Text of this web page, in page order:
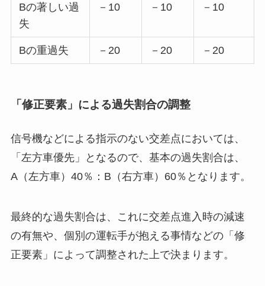
Bの著しい過
失
－10 －10 －10
Bの重過失 －20 －20 －20
「修正要素」による過失割合の調整
信号機などによる指示のない交差点においては、
「左方車優先」となるので、基本の過失割合は、
A（左方車）40％：B（右方車）60％となります。
最終的な過失割合は、これに交差点進入時の減速
の有無や、個別の運転手が抱える事情などの「修
正要素」によって調整された上で決まります。